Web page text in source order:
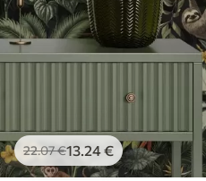
22.07€13.24€